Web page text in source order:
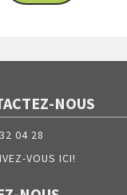
NOUS
04 28
VOUS ICI!